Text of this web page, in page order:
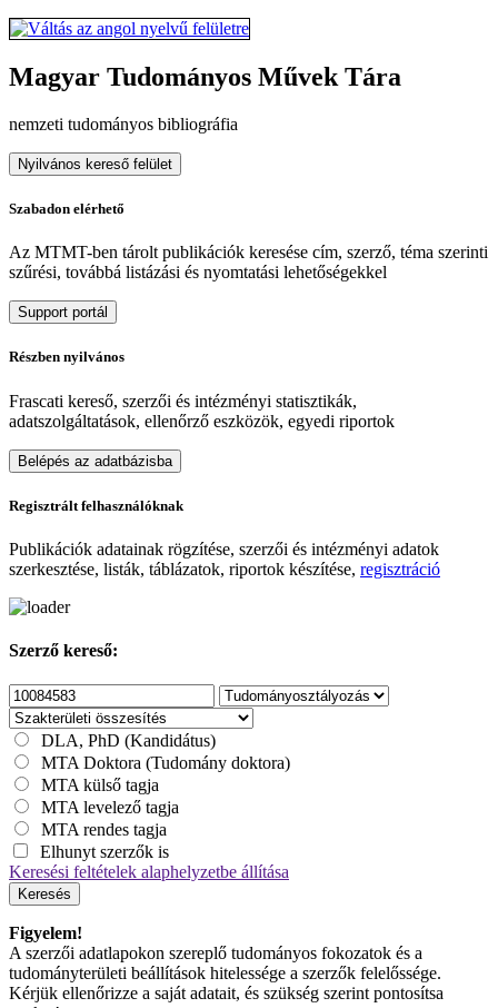
Magyar Tudományos Művek Tára
nemzeti tudományos bibliográfia
Nyilvános kereső felület
Szabadon elérhető
Az MTMT-ben tárolt publikációk keresése cím, szerző, téma szerinti
szűrési, továbbá listázási és nyomtatási lehetőségekkel
Support portál
Részben nyilvános
Frascati kereső, szerzői és intézményi statisztikák,
adatszolgáltatások, ellenőrző eszközök, egyedi riportok
Belépés az adatbázisba
Regisztrált felhasználóknak
Publikációk adatainak rögzítése, szerzői és intézményi adatok
szerkesztése, listák, táblázatok, riportok készítése, regisztráció
Szerző kereső:
DLA, PhD (Kandidátus)
MTA Doktora (Tudomány doktora)
MTA külső tagja
MTA levelező tagja
MTA rendes tagja
Elhunyt szerzők is
Keresési feltételek alaphelyzetbe állítása
Keresés
Figyelem!
A szerzői adatlapokon szereplő tudományos fokozatok és a
tudományterületi beállítások hitelessége a szerzők felelőssége.
Kérjük ellenőrizze a saját adatait, és szükség szerint pontosítsa